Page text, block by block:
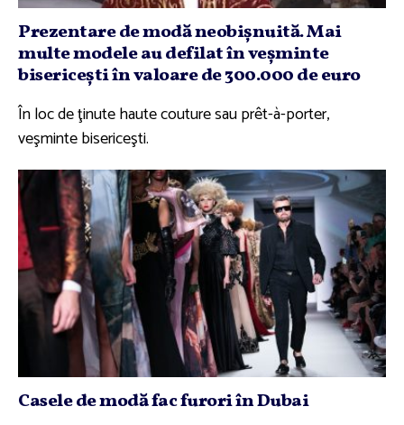
Prezentare de modă neobişnuită. Mai
multe modele au defilat în veşminte
bisericeşti în valoare de 300.000 de euro
În loc de ţinute haute couture sau prêt-à-porter,
veşminte bisericeşti.
Casele de modă fac furori în Dubai